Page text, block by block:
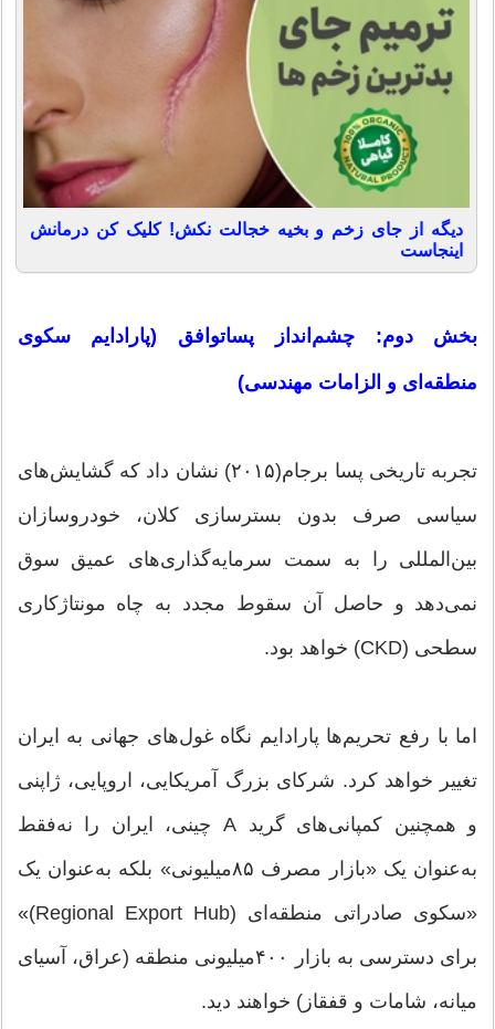
دیگه از جای زخم و بخیه خجالت نکش! کلیک کن درمانش
اینجاست
بخش دوم: چشم‌انداز پسا‌توافق (پارادایم سکوی
منطقه‌ای و الزامات مهندسی)
تجربه تاریخی پسا برجام(۲۰۱۵) نشان داد که گشایش‌های
سیاسی صرف بدون بسترسازی کلان، خودروسازان
بین‌المللی را به سمت سرمایه‌گذاری‌های عمیق سوق
نمی‌دهد و حاصل آن سقوط مجدد به چاه مونتاژکاری
سطحی (CKD) خواهد بود.
اما با رفع تحریم‌ها پارادایم نگاه غول‌های جهانی به ایران
تغییر خواهد کرد. شرکای بزرگ آمریکایی، اروپایی، ژاپنی
و همچنین کمپانی‌های گرید A چینی، ایران را نه‌فقط
به‌عنوان یک «بازار مصرف ۸۵‌میلیونی» بلکه به‌عنوان یک
«سکوی صادراتی منطقه‌ای (Regional Export Hub)»
برای دسترسی به بازار ۴۰۰‌میلیونی منطقه (عراق، آسیای
میانه، شامات و قفقاز) خواهند دید.